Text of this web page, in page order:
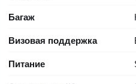
Багаж
Визовая поддержка
Питание